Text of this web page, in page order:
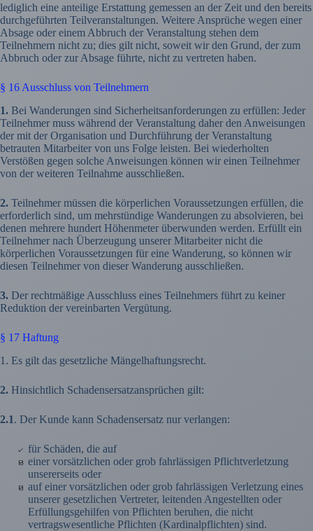
lediglich eine anteilige Erstattung gemessen an der Zeit und den bereits
durchgeführten Teilveranstaltungen. Weitere Ansprüche wegen einer
Absage oder einem Abbruch der Veranstaltung stehen dem
Teilnehmern nicht zu; dies gilt nicht, soweit wir den Grund, der zum
Abbruch oder zur Absage führte, nicht zu vertreten haben.
§ 16 Ausschluss von Teilnehmern
1. Bei Wanderungen sind Sicherheitsanforderungen zu erfüllen: Jeder
Teilnehmer muss während der Veranstaltung daher den Anweisungen
der mit der Organisation und Durchführung der Veranstaltung
betrauten Mitarbeiter von uns Folge leisten. Bei wiederholten
Verstößen gegen solche Anweisungen können wir einen Teilnehmer
von der weiteren Teilnahme ausschließen.
2. Teilnehmer müssen die körperlichen Voraussetzungen erfüllen, die
erforderlich sind, um mehrstündige Wanderungen zu absolvieren, bei
denen mehrere hundert Höhenmeter überwunden werden. Erfüllt ein
Teilnehmer nach Überzeugung unserer Mitarbeiter nicht die
körperlichen Voraussetzungen für eine Wanderung, so können wir
diesen Teilnehmer von dieser Wanderung ausschließen.
3. Der rechtmäßige Ausschluss eines Teilnehmers führt zu keiner
Reduktion der vereinbarten Vergütung.
§ 17 Haftung
1. Es gilt das gesetzliche Mängelhaftungsrecht.
2. Hinsichtlich Schadensersatzansprüchen gilt:
2.1. Der Kunde kann Schadensersatz nur verlangen:
für Schäden, die auf
einer vorsätzlichen oder grob fahrlässigen Pflichtverletzung
unsererseits oder
auf einer vorsätzlichen oder grob fahrlässigen Verletzung eines
unserer gesetzlichen Vertreter, leitenden Angestellten oder
Erfüllungsgehilfen von Pflichten beruhen, die nicht
vertragswesentliche Pflichten (Kardinalpflichten) sind.